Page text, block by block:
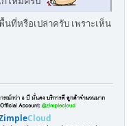
นที่หรือเปล่าครับ เพราะเห็น
Cloud